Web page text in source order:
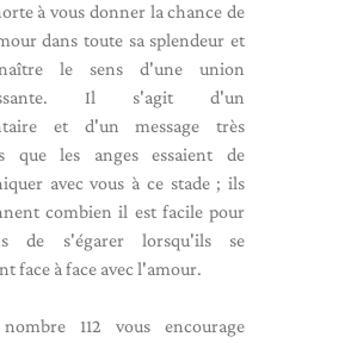
à vous donner la chance de
dans toute sa splendeur et
le sens d'une union
Il s'agit d'un
et d'un message très
que les anges essaient de
avec vous à ce stade ; ils
combien il est facile pour
de s'égarer lorsqu'ils se
face à face avec l'amour.
112 vous encourage